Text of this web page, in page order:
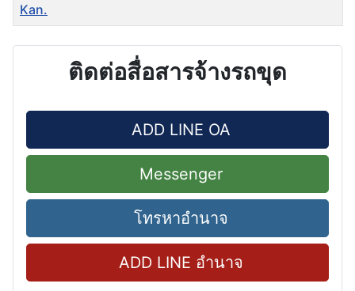
Kan.
ติดต่อสื่อสารจ้างรถขุด
ADD LINE OA
Messenger
โทรหาอำนาจ
ADD LINE อำนาจ